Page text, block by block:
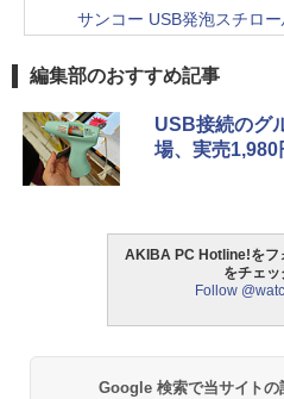
サンコー USB発泡スチロ
編集部のおすすめ記事
USB接続のグ
場、実売1,980
AKIBA PC Hotline!をフ
をチェッ
Follow
Google 検索で当サイトの